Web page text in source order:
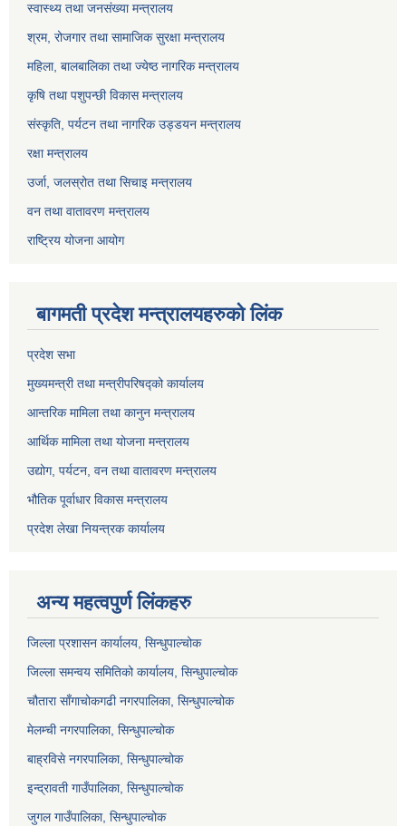
स्वास्थ्य तथा जनसंख्या मन्त्रालय
श्रम, रोजगार तथा सामाजिक सुरक्षा मन्त्रालय
महिला, बालबालिका तथा ज्येष्ठ नागरिक मन्त्रालय
कृषि तथा पशुपन्छी विकास मन्त्रालय
संस्कृति, पर्यटन तथा नागरिक उड्डयन मन्त्रालय
रक्षा मन्त्रालय
उर्जा, जलस्रोत तथा सिचाइ मन्त्रालय
वन तथा वातावरण मन्त्रालय
राष्ट्रिय योजना आयोग
बागमती प्रदेश मन्त्रालयहरुको लिंक
प्रदेश सभा
मुख्यमन्त्री तथा मन्त्रीपरिषद्को कार्यालय
आन्तरिक मामिला तथा कानुन मन्त्रालय
आर्थिक मामिला तथा योजना मन्त्रालय
उद्योग, पर्यटन, वन तथा वातावरण मन्त्रालय
भौतिक पूर्वाधार विकास मन्त्रालय
प्रदेश लेखा नियन्त्रक कार्यालय
अन्य महत्वपुर्ण लिंकहरु
जिल्ला प्रशासन कार्यालय, सिन्धुपाल्चोक
जिल्ला समन्वय समितिको कार्यालय, सिन्धुपाल्चोक
चौतारा साँगाचोकगढी नगरपालिका, सिन्धुपाल्चोक
मेलम्ची नगरपालिका, सिन्धुपाल्चोक
बाह्रविसे नगरपालिका, सिन्धुपाल्चोक
इन्द्रावती गाउँपालिका, सिन्धुपाल्चोक
जुगल गाउँपालिका, सिन्धुपाल्चोक